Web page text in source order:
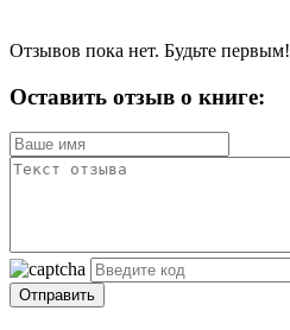
Отзывов пока нет. Будьте первым!
Оставить отзыв о книге:
Отправить